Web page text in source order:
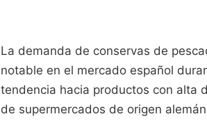
La demanda de conservas de
notable en el mercado español
tendencia hacia productos con alta
de supermercados de origen